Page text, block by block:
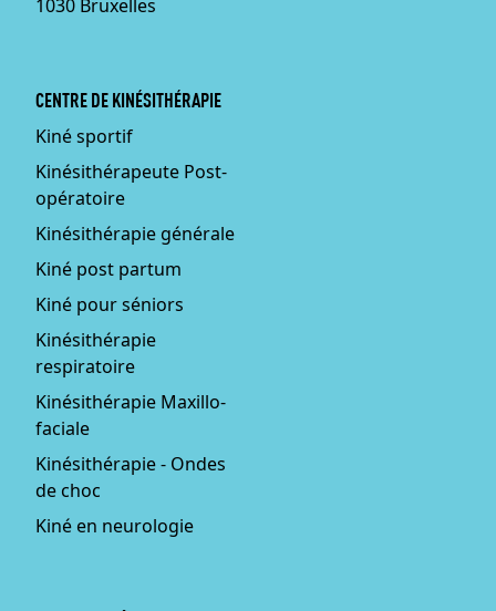
1030 Bruxelles
CENTRE DE KINÉSITHÉRAPIE
Kiné sportif
Kinésithérapeute Post-
opératoire
Kinésithérapie générale
Kiné post partum
Kiné pour séniors
Kinésithérapie
respiratoire
Kinésithérapie Maxillo-
faciale
Kinésithérapie - Ondes
de choc
Kiné en neurologie